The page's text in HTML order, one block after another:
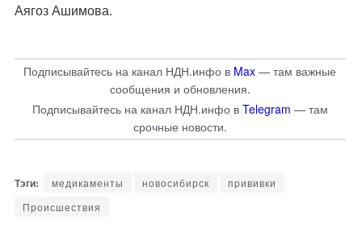
Аягоз Ашимова.
Подписывайтесь на канал НДН.инфо в Max — там важные
сообщения и обновления.
Подписывайтесь на канал НДН.инфо в Telegram — там
срочные новости.
медикаменты новосибирск
прививки
Происшествия